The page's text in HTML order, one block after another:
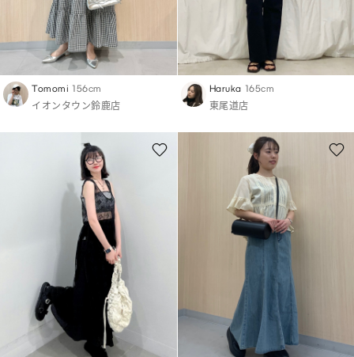
Tomomi 156cm
イオンタウン鈴鹿店
Haruka 165cm
東尾道店